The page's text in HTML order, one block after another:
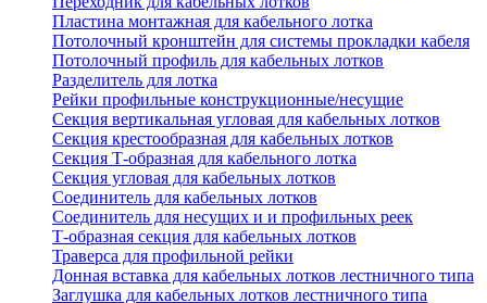
Пластина монтажная для кабельного лотка
Потолочный кронштейн для системы прокладки кабеля
Потолочный профиль для кабельных лотков
Разделитель для лотка
Рейки профильные конструкционные/несущие
Секция вертикальная угловая для кабельных лотков
Секция крестообразная для кабельных лотков
Секция Т-образная для кабельного лотка
Секция угловая для кабельных лотков
Соединитель для кабельных лотков
Соединитель для несущих и и профильных реек
Т-образная секция для кабельных лотков
Траверса для профильной рейки
Донная вставка для кабельных лотков лестничного типа
Заглушка для кабельных лотков лестничного типа